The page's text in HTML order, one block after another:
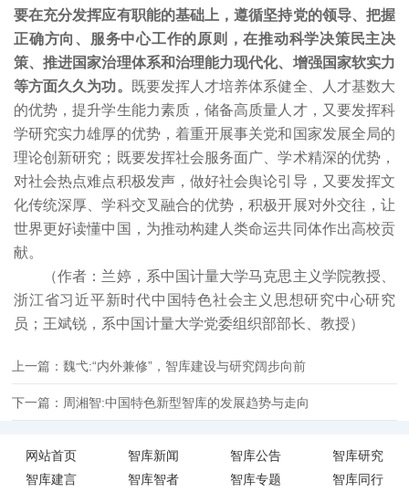
要在充分发挥应有职能的基础上，遵循坚持党的领导、把握
正确方向、服务中心工作的原则，在推动科学决策民主决
策、推进国家治理体系和治理能力现代化、增强国家软实力
等方面久久为功。
既要发挥人才培养体系健全、人才基数大
的优势，提升学生能力素质，储备高质量人才，又要发挥科
学研究实力雄厚的优势，着重开展事关党和国家发展全局的
理论创新研究；既要发挥社会服务面广、学术精深的优势，
对社会热点难点积极发声，做好社会舆论引导，又要发挥文
化传统深厚、学科交叉融合的优势，积极开展对外交往，让
世界更好读懂中国，为推动构建人类命运共同体作出高校贡
献。
（作者：兰婷，系中国计量大学马克思主义学院教授、
浙江省习近平新时代中国特色社会主义思想研究中心研究
员；王斌锐，系中国计量大学党委组织部部长、教授）
上一篇：魏弋:“内外兼修”，智库建设与研究阔步向前
下一篇：周湘智:中国特色新型智库的发展趋势与走向
网站首页 智库新闻 智库公告
智库研究
智库建言
智库智者 智库专题 智库同行